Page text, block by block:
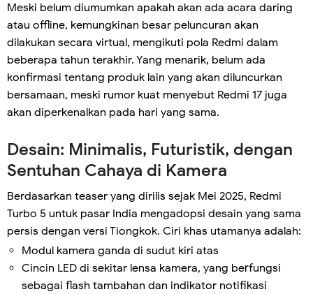
Meski belum diumumkan apakah akan ada acara daring
atau offline, kemungkinan besar peluncuran akan
dilakukan secara virtual, mengikuti pola Redmi dalam
beberapa tahun terakhir. Yang menarik, belum ada
konfirmasi tentang produk lain yang akan diluncurkan
bersamaan, meski rumor kuat menyebut Redmi 17 juga
akan diperkenalkan pada hari yang sama.
Desain: Minimalis, Futuristik, dengan
Sentuhan Cahaya di Kamera
Berdasarkan teaser yang dirilis sejak Mei 2025, Redmi
Turbo 5 untuk pasar India mengadopsi desain yang sama
persis dengan versi Tiongkok. Ciri khas utamanya adalah:
Modul kamera ganda di sudut kiri atas
Cincin LED di sekitar lensa kamera, yang berfungsi
sebagai flash tambahan dan indikator notifikasi